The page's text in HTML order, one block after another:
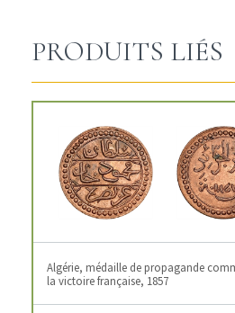
PRODUITS LIÉS
Algérie, médaille de propagande
la victoire française, 1857